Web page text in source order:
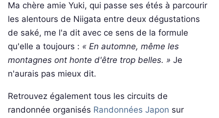
Ma chère amie Yuki, qui passe ses étés à parcourir
les alentours de Niigata entre deux dégustations
de saké, me l'a dit avec ce sens de la formule
qu'elle a toujours : « En automne, même les
montagnes ont honte d'être trop belles. » Je
n'aurais pas mieux dit.
Retrouvez également tous les circuits de
randonnée organisés Randonnées Japon sur